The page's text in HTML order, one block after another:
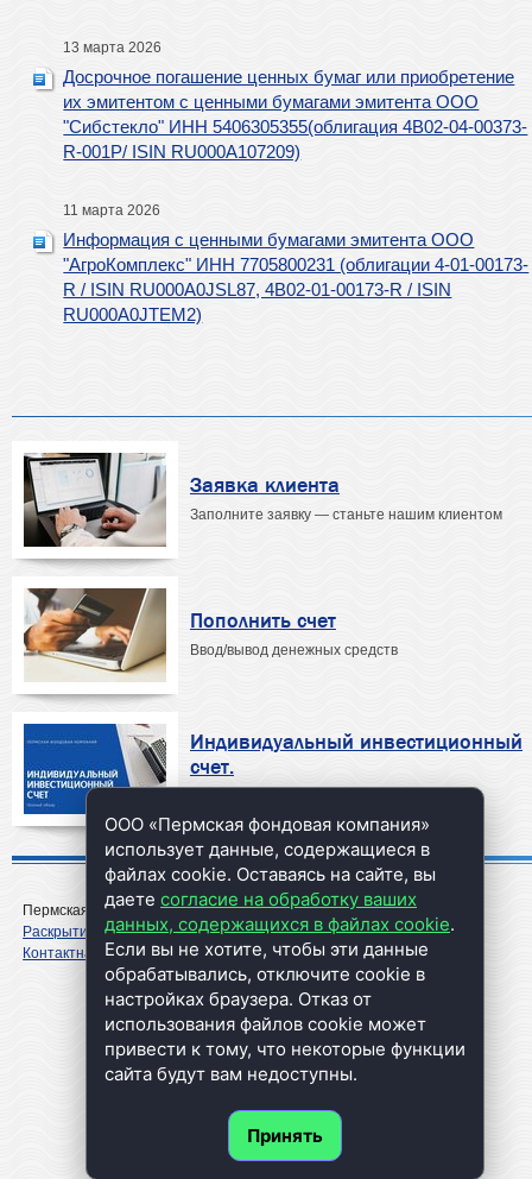
13 марта 2026
Досрочное погашение ценных бумаг или приобретение
их эмитентом с ценными бумагами эмитента ООО
"Сибстекло" ИНН 5406305355(облигация 4B02-04-00373-
R-001P/ ISIN RU000A107209)
11 марта 2026
Информация с ценными бумагами эмитента ООО
"АгроКомплекс" ИНН 7705800231 (облигации 4-01-00173-
R / ISIN RU000A0JSL87, 4B02-01-00173-R / ISIN
RU000A0JTEM2)
Заявка клиента
Заполните заявку — станьте нашим клиентом
Пополнить счет
Ввод/вывод денежных средств
Индивидуальный инвестиционный
счет.
Пермская Фондовая Компания
Раскрытие информации
Контактная информация
ООО «Пермская фондовая компания»
использует данные, содержащиеся в
файлах cookie. Оставаясь на сайте, вы
даете согласие на обработку ваших
данных, содержащихся в файлах cookie.
Если вы не хотите, чтобы эти данные
обрабатывались, отключите cookie в
настройках браузера. Отказ от
использования файлов cookie может
привести к тому, что некоторые функции
cайта будут вам недоступны.
Принять